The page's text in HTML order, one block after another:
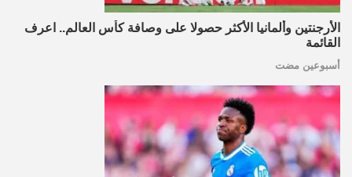
الأرجنتين وألمانيا الأكثر حصولا على وصافة كأس العالم.. اعرف
القائمة
أسبوعين مضت